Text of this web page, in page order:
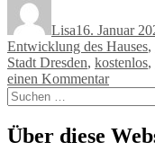
Lisa16. Januar
Entwicklung des Hauses,
Stadt Dresden, kostenlos,
einen Kommentarzu
bei
uns:
Suchen
nach:
Über diese